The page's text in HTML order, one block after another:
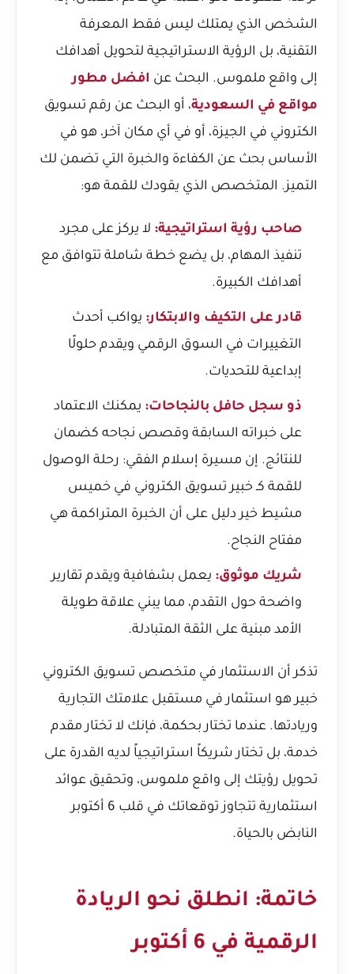
الشخص الذي يمتلك ليس فقط المعرفة
التقنية، بل الرؤية الاستراتيجية لتحويل أهدافك
إلى واقع ملموس. البحث عن افضل مطور
مواقع في السعودية، أو البحث عن رقم تسويق
الكتروني في الجيزة، أو في أي مكان آخر، هو في
الأساس بحث عن الكفاءة والخبرة التي تضمن لك
التميز. المتخصص الذي يقودك للقمة هو:
صاحب رؤية استراتيجية: لا يركز على مجرد
تنفيذ المهام، بل يضع خطة شاملة تتوافق مع
أهدافك الكبيرة.
قادر على التكيف والابتكار: يواكب أحدث
التغييرات في السوق الرقمي ويقدم حلولًا
إبداعية للتحديات.
ذو سجل حافل بالنجاحات: يمكنك الاعتماد
على خبراته السابقة وقصص نجاحه كضمان
للنتائج. إن مسيرة إسلام الفقي: رحلة الوصول
للقمة كـ خبير تسويق الكتروني في خميس
مشيط خير دليل على أن الخبرة المتراكمة هي
مفتاح النجاح.
شريك موثوق: يعمل بشفافية ويقدم تقارير
واضحة حول التقدم، مما يبني علاقة طويلة
الأمد مبنية على الثقة المتبادلة.
تذكر أن الاستثمار في متخصص تسويق الكتروني
خبير هو استثمار في مستقبل علامتك التجارية
وريادتها. عندما تختار بحكمة، فإنك لا تختار مقدم
خدمة، بل تختار شريكاً استراتيجياً لديه القدرة على
تحويل رؤيتك إلى واقع ملموس، وتحقيق عوائد
استثمارية تتجاوز توقعاتك في قلب 6 أكتوبر
النابض بالحياة.
خاتمة: انطلق نحو الريادة
الرقمية في 6 أكتوبر